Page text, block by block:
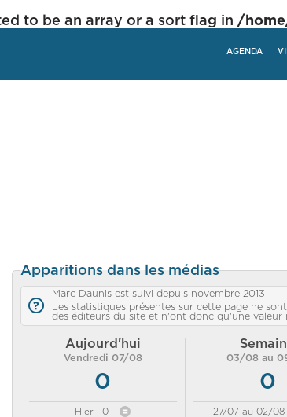
to be an array or a sort flag in /
AGENDA
Apparitions dans les médias
Marc Daunis est suivi depuis novembre 2013
Les statistiques présentes sur cette page ne
des éditeurs du site et n'ont donc qu'une valeur
Aujourd'hui
Vendredi 07/08
0
Hier : 0
03/08 au
0
27/07 au 02/08